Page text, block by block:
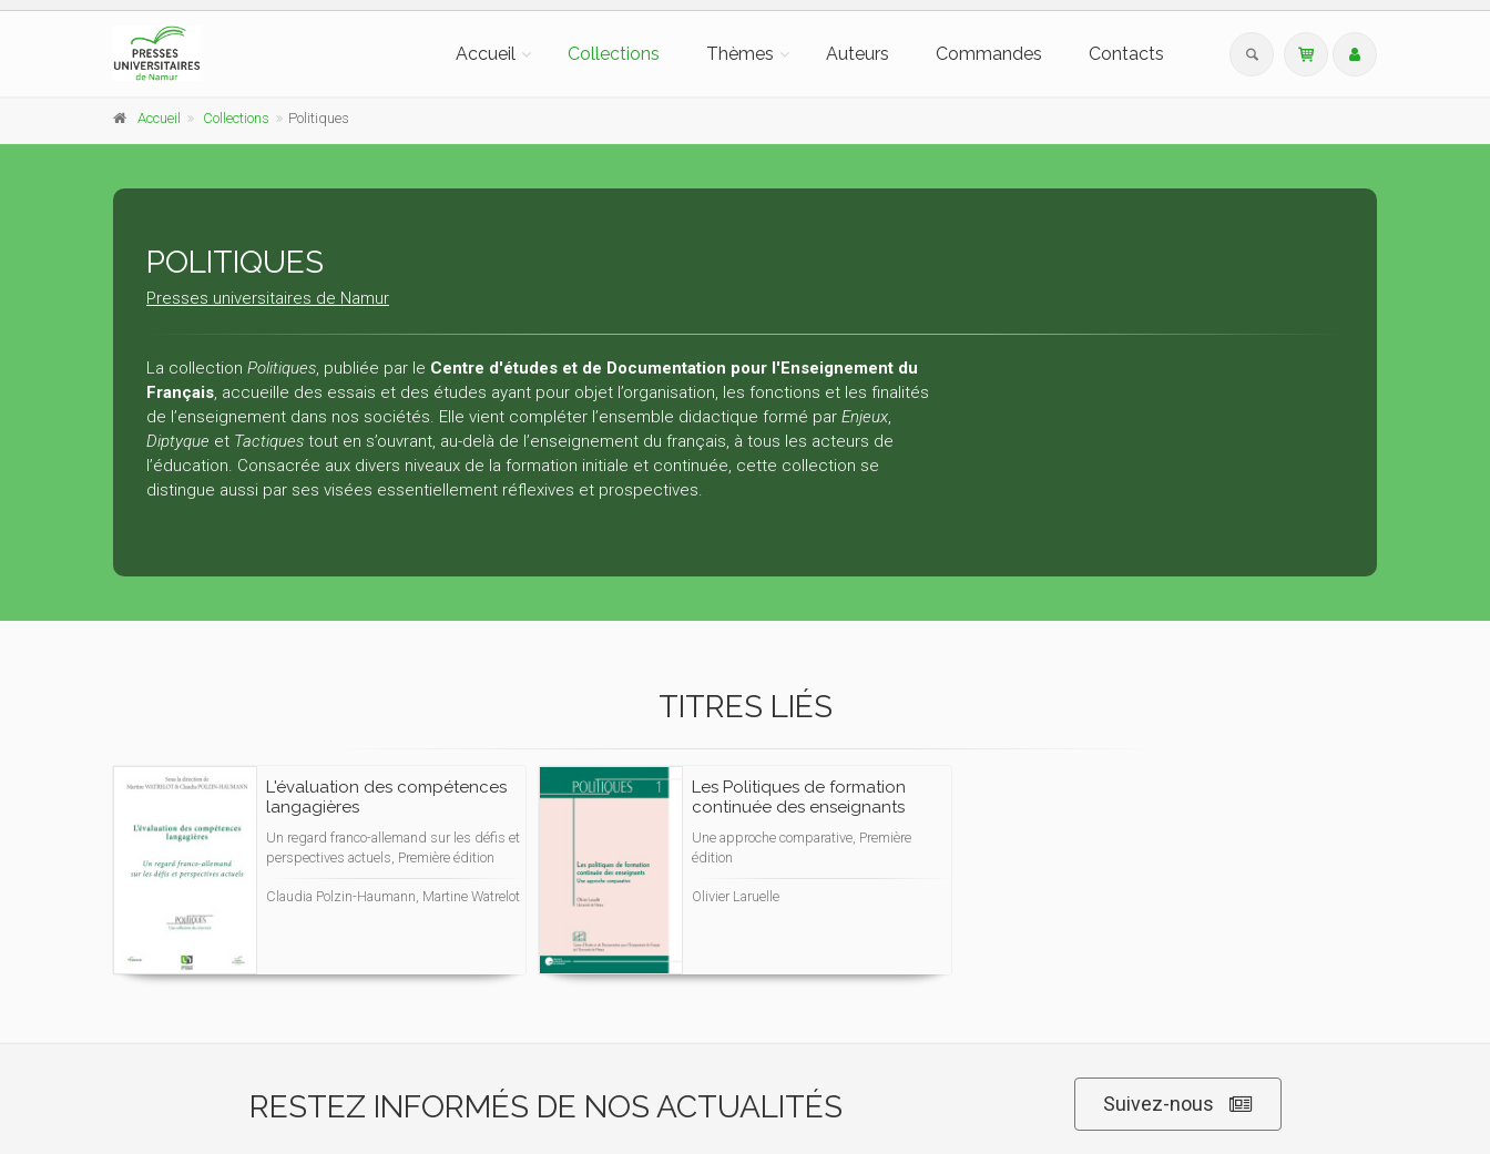
Accueil Collections Thèmes Auteurs Commandes Contacts
Accueil Collections Politiques
POLITIQUES
Presses universitaires de Namur
La collection Politiques, publiée par le Centre d'études et de Documentation pour l'Enseignement du
Français, accueille des essais et des études ayant pour objet l’organisation, les fonctions et les finalités
de l’enseignement dans nos sociétés. Elle vient compléter l’ensemble didactique formé par Enjeux,
Diptyque et Tactiques tout en s’ouvrant, au-delà de l’enseignement du français, à tous les acteurs de
l’éducation. Consacrée aux divers niveaux de la formation initiale et continuée, cette collection se
distingue aussi par ses visées essentiellement réflexives et prospectives.
TITRES LIÉS
L'évaluation des compétences
langagières
Un regard franco-allemand sur les défis et
perspectives actuels, Première édition
Claudia Polzin-Haumann, Martine Watrelot
Les Politiques de formation
continuée des enseignants
Une approche comparative, Première
édition
Olivier Laruelle
RESTEZ INFORMÉS DE NOS ACTUALITÉS Suivez-nous